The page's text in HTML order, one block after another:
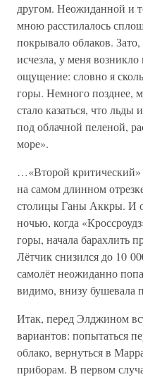
другом. Неожиданной и
мною расстилалось
покрывало облаков.
исчезла, у меня
ощущение: словно я
горы. Немного позднее,
стало казаться, что льды
под облачной пеленой,
море».
…«Второй
на самом длинном
столицы Ганы Аккры. И
ночью, когда
горы, начала барахлить
Лётчик снизился до 10
самолёт неожиданно
видимо, внизу бушевала
Итак, перед Элджином
вариантов: попытаться
облако, вернуться в
приборам. В первом